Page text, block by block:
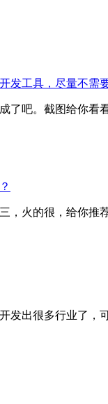
发工具，尽量不需
了吧。截图给你看
，火的很，给你推
发出很多行业了，